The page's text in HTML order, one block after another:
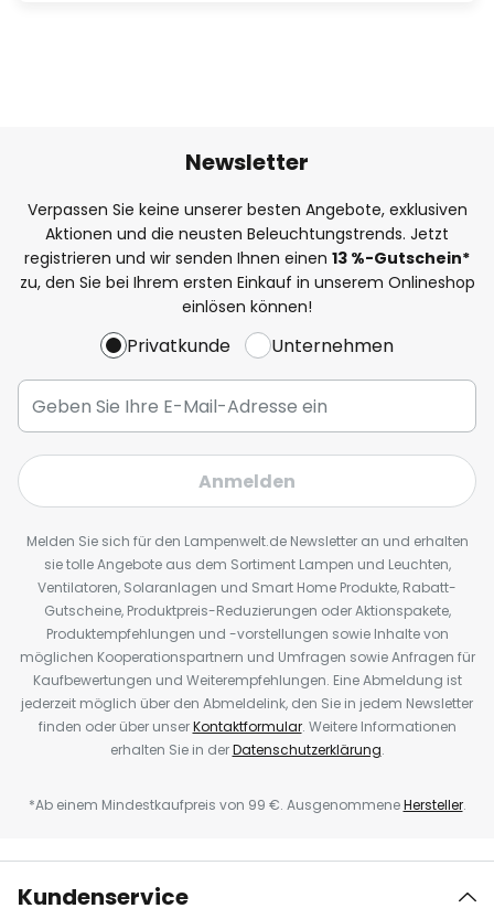
Newsletter
Verpassen Sie keine unserer besten Angebote, exklusiven
Aktionen und die neusten Beleuchtungstrends. Jetzt
registrieren und wir senden Ihnen einen 13 %-Gutschein*
zu, den Sie bei Ihrem ersten Einkauf in unserem Onlineshop
einlösen können!
Privatkunde Unternehmen
Anmelden
Melden Sie sich für den Lampenwelt.de Newsletter an und erhalten
sie tolle Angebote aus dem Sortiment Lampen und Leuchten,
Ventilatoren, Solaranlagen und Smart Home Produkte, Rabatt-
Gutscheine, Produktpreis-Reduzierungen oder Aktionspakete,
Produktempfehlungen und -vorstellungen sowie Inhalte von
möglichen Kooperationspartnern und Umfragen sowie Anfragen für
Kaufbewertungen und Weiterempfehlungen. Eine Abmeldung ist
jederzeit möglich über den Abmeldelink, den Sie in jedem Newsletter
finden oder über unserKontaktformular. Weitere Informationen
erhalten Sie in derDatenschutzerklärung.
*Ab einem Mindestkaufpreis von 99 €. AusgenommeneHersteller.
Kundenservice